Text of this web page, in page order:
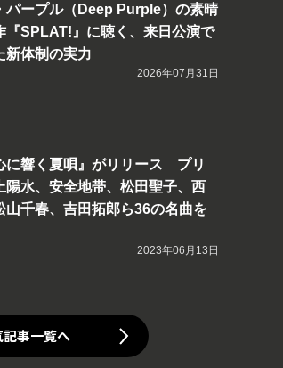
パープル（Deep Purple）の素晴
『SPLAT!』に聴く、来日公演で
新体制の実力
2026年07月31日
に響く夏唄』がリリース プリ
陽水、安全地帯、松田聖子、西
山千春、吉田拓郎ら36の名曲を
2023年06月13日
記事一覧へ